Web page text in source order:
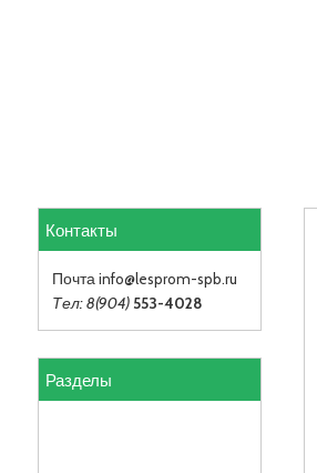
Контакты
Почта info@lesprom-spb.ru
Тел: 8(904) 553-4028
Разделы